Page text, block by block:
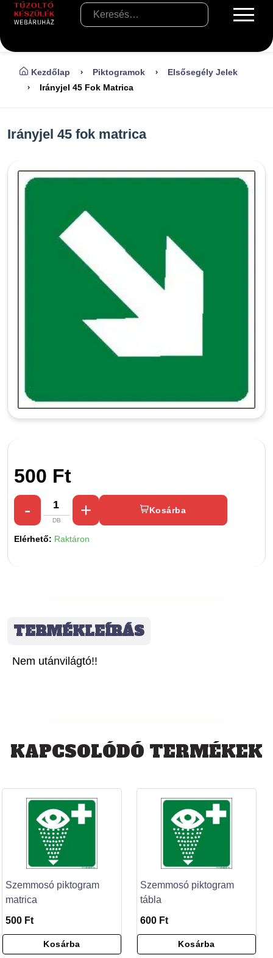
Kezdőlap Piktogramok
Elsősegély Jelek
Irányjel 45 Fok Matrica
Irányjel 45 fok matrica
500 Ft
Kosárba
Elérhető: Raktáron
TERMÉKLEÍRÁS
Nem utánvilágtó!!
KAPCSOLÓDÓ TERMÉKEK
Szemmosó piktogram
matrica
500 Ft
Kosárba
Szemmosó piktogram
tábla
600 Ft
Kosárba